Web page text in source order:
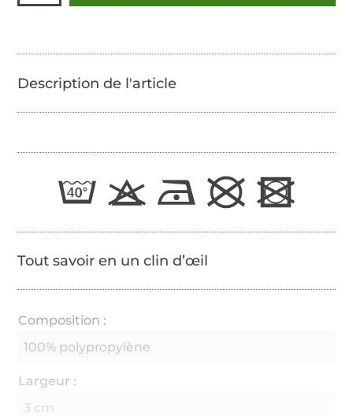
Tout savoir en un clin d’œil
Composition :
100% polypropylène
Largeur :
3 cm